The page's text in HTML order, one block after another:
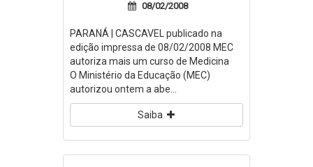
08/02/2008
PARANÁ | CASCAVEL publicado na
edição impressa de 08/02/2008 MEC
autoriza mais um curso de Medicina
O Ministério da Educação (MEC)
autorizou ontem a abe...
Saiba